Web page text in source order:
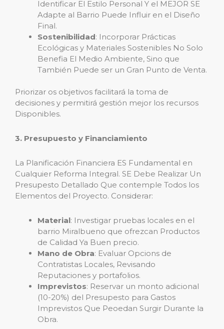
Identificar El Estilo Personal Y el MEJOR SE
Adapte al Barrio Puede Influir en el Diseño
Final.
Sostenibilidad: Incorporar Prácticas
Ecológicas y Materiales Sostenibles No Solo
Benefia El Medio Ambiente, Sino que
También Puede ser un Gran Punto de Venta.
Priorizar os objetivos facilitará la toma de
decisiones y permitirá gestión mejor los recursos
Disponibles.
3. Presupuesto y Financiamiento
La Planificación Financiera ES Fundamental en
Cualquier Reforma Integral. SE Debe Realizar Un
Presupesto Detallado Que contemple Todos los
Elementos del Proyecto. Considerar:
Material: Investigar pruebas locales en el
barrio Miralbueno que ofrezcan Productos
de Calidad Ya Buen precio.
Mano de Obra: Evaluar Opcions de
Contratistas Locales, Revisando
Reputaciones y portafolios.
Imprevistos: Reservar un monto adicional
(10-20%) del Presupesto para Gastos
Imprevistos Que Peoedan Surgir Durante la
Obra.